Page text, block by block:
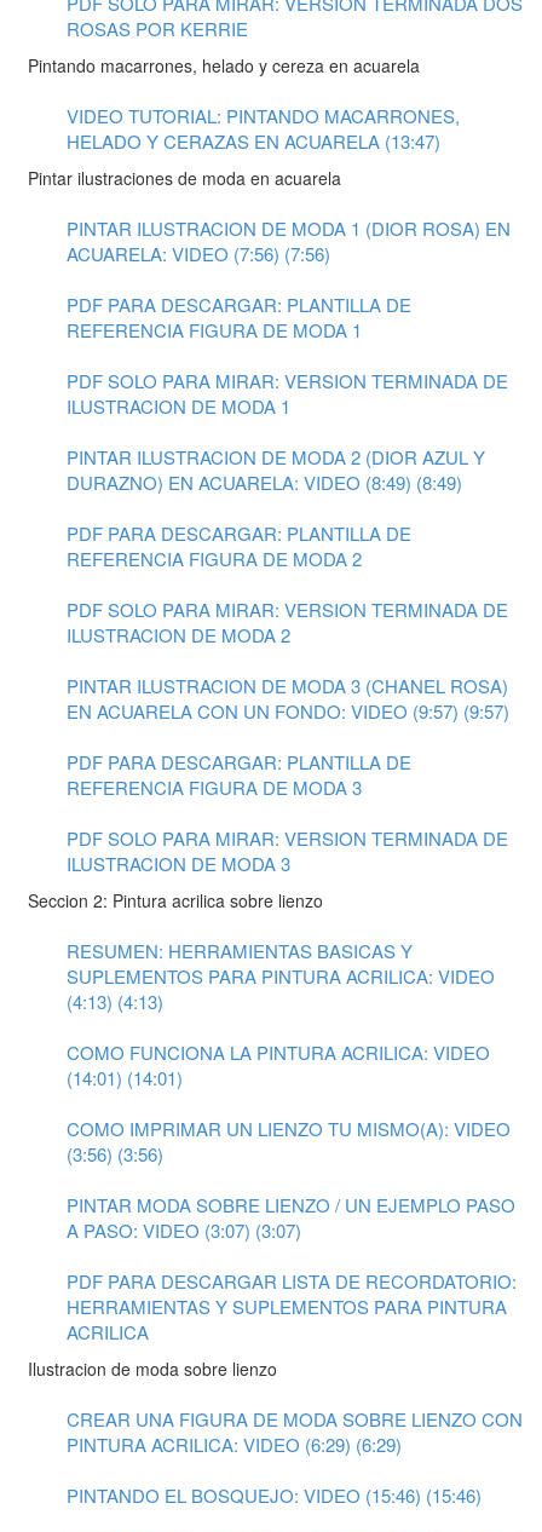
ROSAS POR KERRIE
Pintando macarrones, helado y cereza en acuarela
VIDEO TUTORIAL: PINTANDO MACARRONES,
HELADO Y CERAZAS EN ACUARELA (13:47)
Pintar ilustraciones de moda en acuarela
PINTAR ILUSTRACION DE MODA 1 (DIOR ROSA) EN
ACUARELA: VIDEO (7:56) (7:56)
PDF PARA DESCARGAR: PLANTILLA DE
REFERENCIA FIGURA DE MODA 1
PDF SOLO PARA MIRAR: VERSION TERMINADA DE
ILUSTRACION DE MODA 1
PINTAR ILUSTRACION DE MODA 2 (DIOR AZUL Y
DURAZNO) EN ACUARELA: VIDEO (8:49) (8:49)
PDF PARA DESCARGAR: PLANTILLA DE
REFERENCIA FIGURA DE MODA 2
PDF SOLO PARA MIRAR: VERSION TERMINADA DE
ILUSTRACION DE MODA 2
PINTAR ILUSTRACION DE MODA 3 (CHANEL ROSA)
EN ACUARELA CON UN FONDO: VIDEO (9:57) (9:57)
PDF PARA DESCARGAR: PLANTILLA DE
REFERENCIA FIGURA DE MODA 3
PDF SOLO PARA MIRAR: VERSION TERMINADA DE
ILUSTRACION DE MODA 3
Seccion 2: Pintura acrilica sobre lienzo
RESUMEN: HERRAMIENTAS BASICAS Y
SUPLEMENTOS PARA PINTURA ACRILICA: VIDEO
(4:13) (4:13)
COMO FUNCIONA LA PINTURA ACRILICA: VIDEO
(14:01) (14:01)
COMO IMPRIMAR UN LIENZO TU MISMO(A): VIDEO
(3:56) (3:56)
PINTAR MODA SOBRE LIENZO / UN EJEMPLO PASO
A PASO: VIDEO (3:07) (3:07)
PDF PARA DESCARGAR LISTA DE RECORDATORIO:
HERRAMIENTAS Y SUPLEMENTOS PARA PINTURA
ACRILICA
Ilustracion de moda sobre lienzo
CREAR UNA FIGURA DE MODA SOBRE LIENZO CON
PINTURA ACRILICA: VIDEO (6:29) (6:29)
PINTANDO EL BOSQUEJO: VIDEO (15:46) (15:46)